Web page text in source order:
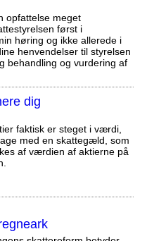
opfattelse meget
først i
høring og ikke allerede i
henvendelser til styrelsen
behandling og vurdering af
dig
faktisk er steget i værdi,
med en skattegæld, som
af værdien af aktierne på